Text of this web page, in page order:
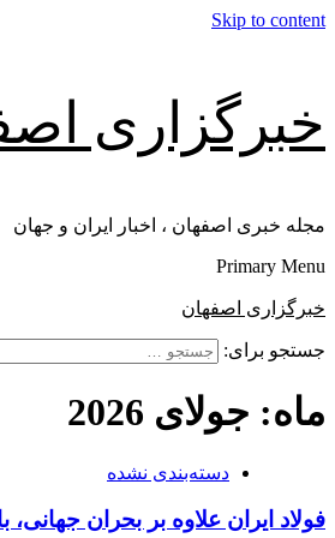
Skip to content
خبرگزاری
مجله خبری اصفهان ، اخبار ایران و جهان
Primary Menu
خبرگزاری اصفهان
جستجو برای:
ماه: جولای 2026
دسته‌بندی نشده
فولاد ایران علاوه بر بحران